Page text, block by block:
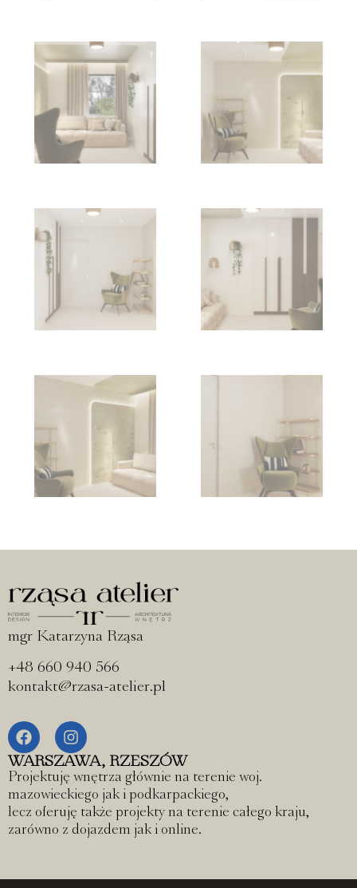
mgr Katarzyna Rząsa
+48 660 940 566
kontakt@rzasa-atelier.pl
WARSZAWA, RZESZÓW
Projektuję wnętrza głównie na terenie woj.
mazowieckiego jak i podkarpackiego,
lecz oferuję także projekty na terenie całego kraju,
zarówno z dojazdem jak i online.